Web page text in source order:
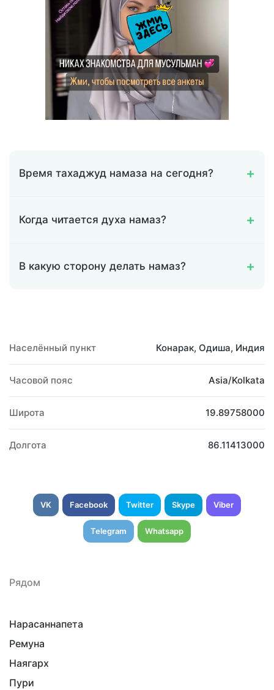
Время тахаджуд намаза на сегодня?
Когда читается духа намаз?
В какую сторону делать намаз?
Населённый пункт Конарак, Одиша, Индия
Часовой пояс Asia/Kolkata
Широта 19.89758000
Долгота 86.11413000
VK Facebook Twitter Skype Viber
Telegram Whatsapp
Рядом
Нарасаннапета
Ремуна
Наягарх
Пури